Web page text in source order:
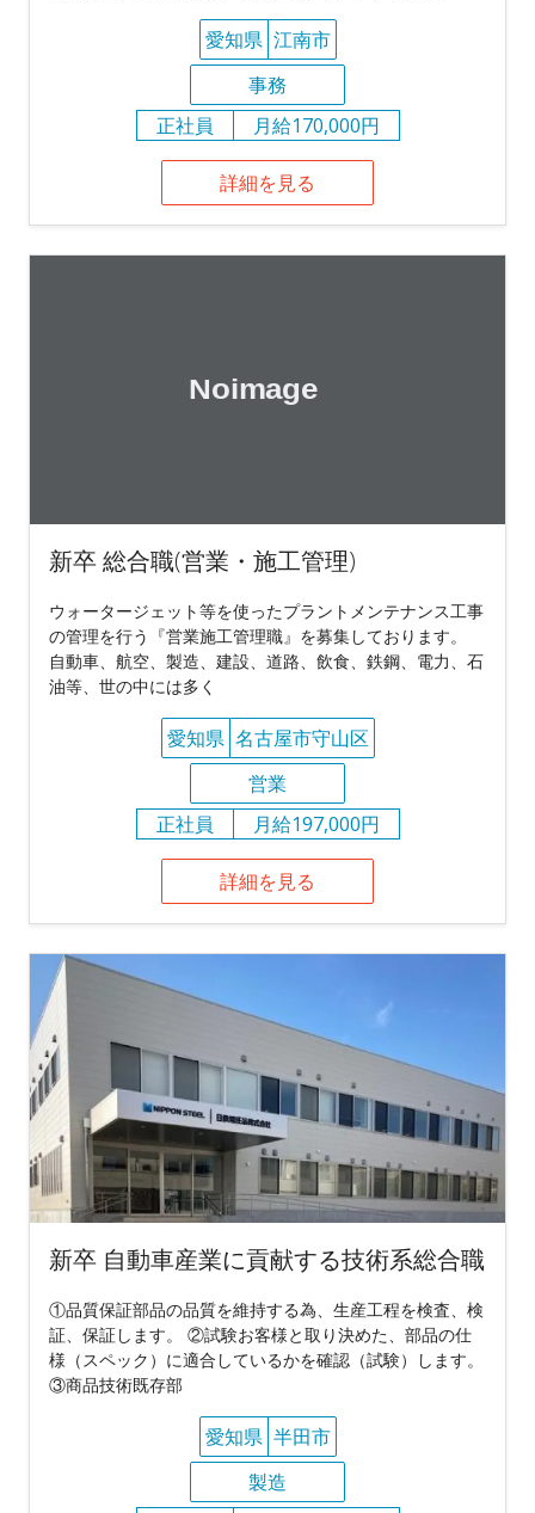
愛知県 江南市
事務
正社員
月給170,000円
詳細を見る
新卒 総合職(営業・施工管理)
ウォータージェット等を使ったプラントメンテナンス工事
の管理を行う『営業施工管理職』を募集しております。
自動車、航空、製造、建設、道路、飲食、鉄鋼、電力、石
油等、世の中には多く
愛知県 名古屋市守山区
営業
正社員
月給197,000円
詳細を見る
新卒 自動車産業に貢献する技術系総合職
①品質保証部品の品質を維持する為、生産工程を検査、検
証、保証します。 ②試験お客様と取り決めた、部品の仕
様（スペック）に適合しているかを確認（試験）します。
③商品技術既存部
愛知県 半田市
製造